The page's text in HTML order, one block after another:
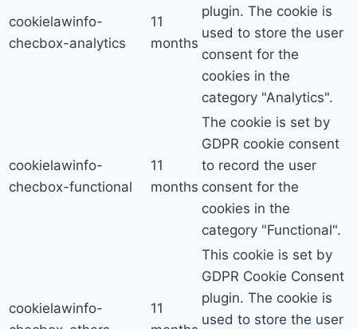
cookielawinfo-
checbox-analytics
11
months
plugin. The cookie is
used to store the user
consent for the
cookies in the
category "Analytics".
cookielawinfo-
checbox-functional
11
months
The cookie is set by
GDPR cookie consent
to record the user
consent for the
cookies in the
category "Functional".
cookielawinfo-
11
This cookie is set by
GDPR Cookie Consent
plugin. The cookie is
used to store the user